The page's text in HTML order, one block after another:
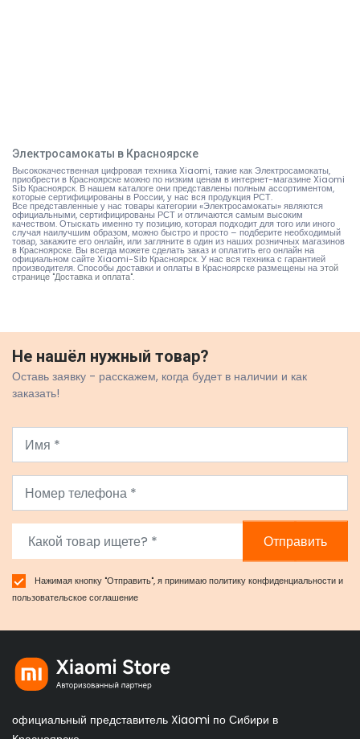
Электросамокаты в Красноярске
Высококачественная цифровая техника Xiaomi, такие как Электросамокаты,
приобрести в Красноярске можно по низким ценам в интернет-магазине Xiaomi
Sib Красноярск. В нашем каталоге они представлены полным ассортиментом,
которые сертифицированы в России, у нас вся продукция РСТ.
Все представленные у нас товары категории «Электросамокаты» являются
официальными, сертифицированы РСТ и отличаются самым высоким
качеством. Отыскать именно ту позицию, которая подходит для того или иного
случая наилучшим образом, можно быстро и просто – подберите необходимый
товар, закажите его онлайн, или загляните в один из наших розничных магазинов
в Красноярске. Вы всегда можете сделать заказ и оплатить его онлайн на
официальном сайте Xiaomi-Sib Красноярск. У нас вся техника с гарантией
производителя. Способы доставки и оплаты в Красноярске размещены наэтой
странице "Доставка и оплата".
Не нашёл нужный товар?
Оставь заявку - расскажем, когда будет в наличии и как
заказать!
Отправить
Нажимая кнопку "Отправить", я принимаюполитику конфиденциальностии
пользовательское соглашение
официальный представитель Xiaomi по Сибири в